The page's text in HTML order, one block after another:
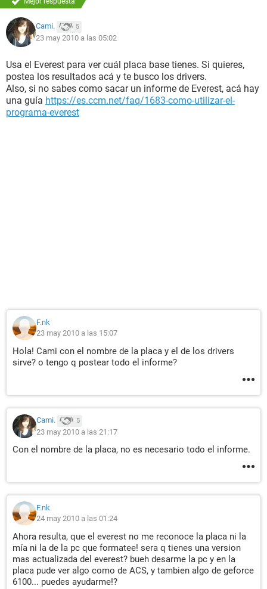
Cami. 5
23 may 2010 a las 05:02
Usa el Everest para ver cuál placa base tienes. Si quieres,
postea los resultados acá y te busco los drivers.
Also, si no sabes como sacar un informe de Everest, acá hay
una guía https://es.ccm.net/faq/1683-como-utilizar-el-
programa-everest
F.nk
23 may 2010 a las 15:07
Hola! Cami con el nombre de la placa y el de los drivers
sirve? o tengo q postear todo el informe?
Cami. 5
23 may 2010 a las 21:17
Con el nombre de la placa, no es necesario todo el informe.
F.nk
24 may 2010 a las 01:24
Ahora resulta, que el everest no me reconoce la placa ni la
mía ni la de la pc que formatee! sera q tienes una version
mas actualizada del everest? bueh desarme la pc y en la
placa pude ver algo como de ACS, y tambien algo de geforce
6100... puedes ayudarme!?